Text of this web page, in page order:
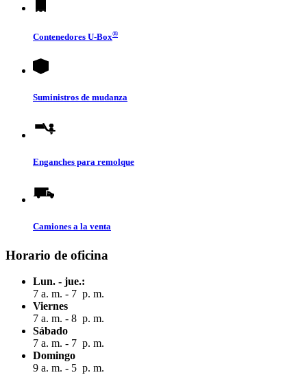
Contenedores U-Box®
Suministros de mudanza
Enganches para remolque
Camiones a la venta
Horario de oficina
Lun. - jue.:
7 a. m. - 7 p. m.
Viernes
7 a. m. - 8 p. m.
Sábado
7 a. m. - 7 p. m.
Domingo
9 a. m. - 5 p. m.